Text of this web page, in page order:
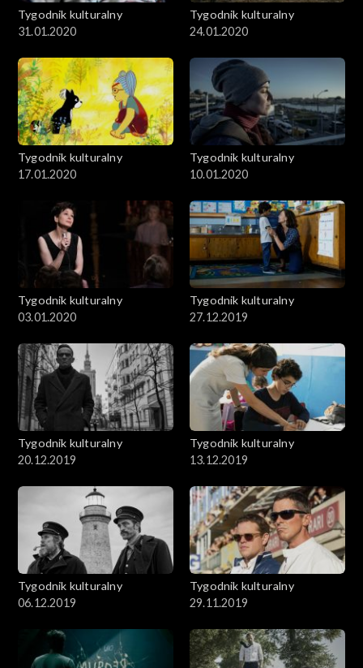
Tygodnik kulturalny
31.01.2020
Tygodnik kulturalny
24.01.2020
Tygodnik kulturalny
17.01.2020
Tygodnik kulturalny
10.01.2020
Tygodnik kulturalny
03.01.2020
Tygodnik kulturalny
27.12.2019
Tygodnik kulturalny
20.12.2019
Tygodnik kulturalny
13.12.2019
Tygodnik kulturalny
06.12.2019
Tygodnik kulturalny
29.11.2019